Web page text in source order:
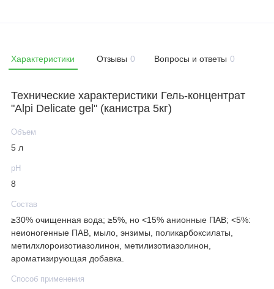
Характеристики Отзывы 0 Вопросы и ответы 0
Технические характеристики Гель-концентрат
"Alpi Delicate gel" (канистра 5кг)
Объем
5 л
рН
8
Состав
≥30% очищенная вода; ≥5%, но <15% анионные ПАВ; <5%:
неионогенные ПАВ, мыло, энзимы, поликарбоксилаты,
метилхлороизотиазолинон, метилизотиазолинон,
ароматизирующая добавка.
Способ применения